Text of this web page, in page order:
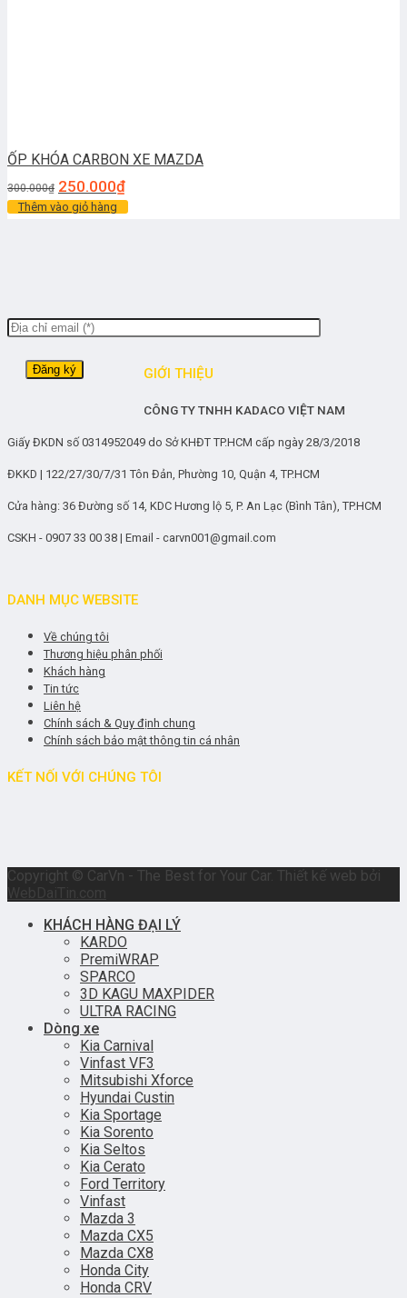
ỐP KHÓA CARBON XE MAZDA
300.000₫ 250.000₫
Thêm vào giỏ hàng
GIỚI THIỆU
CÔNG TY TNHH KADACO VIỆT NAM
Giấy ĐKDN số 0314952049 do Sở KHĐT TP.HCM cấp ngày 28/3/2018
ĐKKD | 122/27/30/7/31 Tôn Đản, Phường 10, Quận 4, TP.HCM
Cửa hàng: 36 Đường số 14, KDC Hương lộ 5, P. An Lạc (Bình Tân), TP.HCM
CSKH - 0907 33 00 38 | Email - carvn001@gmail.com
DANH MỤC WEBSITE
Về chúng tôi
Thương hiệu phân phối
Khách hàng
Tin tức
Liên hệ
Chính sách & Quy định chung
Chính sách bảo mật thông tin cá nhân
KẾT NỐI VỚI CHÚNG TÔI
Copyright © CarVn - The Best for Your Car. Thiết kế web bởi
WebDaiTin.com
KHÁCH HÀNG ĐẠI LÝ
KARDO
PremiWRAP
SPARCO
3D KAGU MAXPIDER
ULTRA RACING
Dòng xe
Kia Carnival
Vinfast VF3
Mitsubishi Xforce
Hyundai Custin
Kia Sportage
Kia Sorento
Kia Seltos
Kia Cerato
Ford Territory
Vinfast
Mazda 3
Mazda CX5
Mazda CX8
Honda City
Honda CRV